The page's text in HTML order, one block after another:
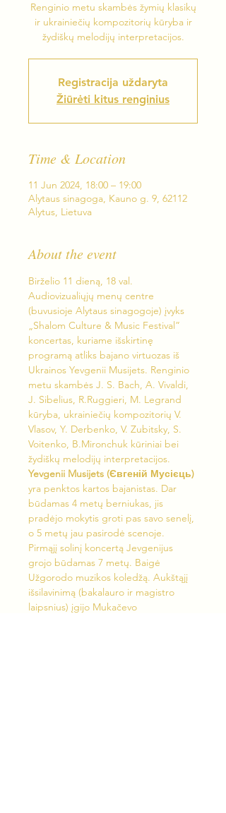
Renginio metu skambės žymių klasikų
ir ukrainiečių kompozitorių kūryba ir
žydiškų melodijų interpretacijos.
Registracija uždaryta
Žiūrėti kitus renginius
Time & Location
11 Jun 2024, 18:00 – 19:00
Alytaus sinagoga, Kauno g. 9, 62112
Alytus, Lietuva
About the event
Birželio 11 dieną, 18 val.
Audiovizualiųjų menų centre
(buvusioje Alytaus sinagogoje) įvyks
„Shalom Culture & Music Festival”
koncertas, kuriame išskirtinę
programą atliks bajano virtuozas iš
Ukrainos Yevgenii Musijets. Renginio
metu skambės J. S. Bach, A. Vivaldi,
J. Sibelius, R.Ruggieri, M. Legrand
kūryba, ukrainiečių kompozitorių V.
Vlasov, Y. Derbenko, V. Zubitsky, S.
Voitenko, B.Mironchuk kūriniai bei
žydiškų melodijų interpretacijos.
Yevgenii Musijets (Євгеній Мусієць)
yra penktos kartos bajanistas. Dar
būdamas 4 metų berniukas, jis
pradėjo mokytis groti pas savo senelį,
o 5 metų jau pasirodė scenoje.
Pirmąjį solinį koncertą Jevgenijus
grojo būdamas 7 metų. Baigė
Užgorodo muzikos koledžą. Aukštąjį
išsilavinimą (bakalauro ir magistro
laipsnius) įgijo Mukačevo